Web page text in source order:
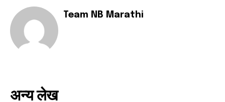
Team NB Marathi
अन्य लेख